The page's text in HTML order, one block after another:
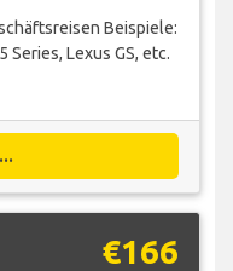
Beispiele:
Series, Lexus GS, etc.
€166